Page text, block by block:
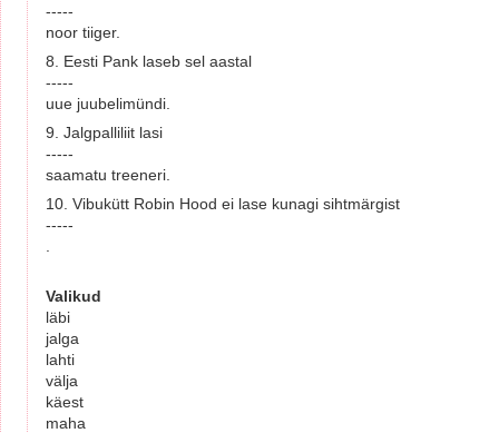
-----
noor tiiger.
8. Eesti Pank laseb sel aastal
-----
uue juubelimündi.
9. Jalgpalliliit lasi
-----
saamatu treeneri.
10. Vibukütt Robin Hood ei lase kunagi sihtmärgist
-----
Valikud
läbi
jalga
lahti
välja
käest
maha